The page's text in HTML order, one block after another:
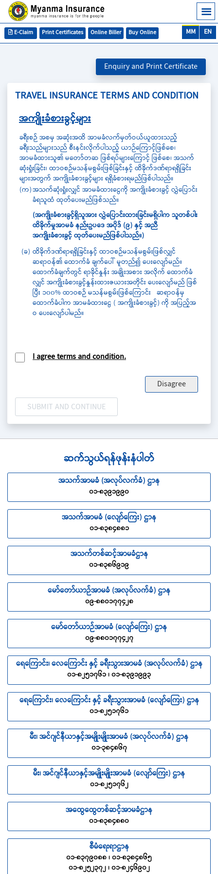
EN
MM
Buy Online
Online Biller
Print Certificates
E-Claim
Enquiry and Print Certificate
TRAVEL INSURANCE TERMS AND CONDITION
အကျိုးခံစားခွင့်များ
ခရီးစဉ် အစမှ အဆုံးအထိ အာမခံလက်မှတ်ဝယ်ယူထားသည့်
ခရီးသည်များသည် စီးနင်းလိုက်ပါသည့် ယာဉ်ကြောင့်ဖြစ်စေ၊
အာမခံထားသူ၏ မတော်တဆ ဖြစ်ရပ်များကြောင့် ဖြစ်စေ၊ အသက်
ဆုံးရှုံးခြင်း၊ ထာဝစဉ်မသန်မစွမ်းဖြစ်ခြင်းနှင့် ထိခိုက်ဒဏ်ရာရရှိခြင်း
များအတွက် အကျိုးခံစားခွင့်များ ရရှိခံစားရမည်ဖြစ်ပါသည်။
(က)အသက်ဆုံးရှုံးလျှင် အာမခံထားငွေကို အကျိုးခံစားခွင့် လွှဲပြောင်း
ခံရသူထံ ထုတ်ပေးမည်ဖြစ်သည်။
(အကျိုးခံစားခွင့်ရှိသူအား လွှဲပြောင်းထားခြင်းမရှိပါက သူတစ်ပါး
ထိခိုက်မှုအာမခံ နည်းဥပဒေ အပိုဒ် (၉) နှင့် အညီ
အကျိုးခံစားခွင့် ထုတ်ပေးမည်ဖြစ်ပါသည်။)
(ခ) ထိခိုက်ဒဏ်ရာရရှိခြင်းနှင့် ထာဝစဉ်မသန်မစွမ်းဖြစ်လျှင်
ဆရာဝန်၏ ထောက်ခံ ချက်ပေါ် မူတည်၍ ပေးလျော်မည်။
ထောက်ခံချက်တွင် ရာခိုင်နှုန်း အချိုးအစား အလိုက် ထောက်ခံ
လျှင် အကျိုးခံစားခွင့်နှုန်းထားဇယားအတိုင်း ပေးလျော်မည် ဖြစ်
ပြီး ၁၀၀% ထာဝစဉ် မသန်မစွမ်းဖြစ်ကြောင်း ဆရာဝန်မှ
ထောက်ခံပါက အာမခံထားငွေ ( အကျိုးခံစားခွင့်) ကို အပြည့်အ
ဝ ပေးလျော်ပါမည်။
များ
(ဂ) မိမိကိုယ်မိမိ သေကြောင်းကြံစည်ခြင်း
(ဃ)တမင်ရည်ရွယ်ချက်ဖြင့် မိမိကိုယ်ကို ထိခိုက်ဒဏ်ရာရရှိစေခြင်း
(င) မီးဖွားခြင်း၊ ကိုယ်ဝန်ပျက်ကျခြင်း
(စ) အန္တရာယ်ဖြစ်စေနိုင်သည့် ဆောင်ရွက်မှုများတွင် ပါဝင်ပက်သက်
ရာဇဝတ်မှုကျုးလွန်ရန် ရည်ရွယ်ချက်ဖြင့် ဥပဒေ ချိုးဖောက်ခြင်း
(ဇ) မူးယစ်ဆေးဝါးသုံးစွဲခြင်း
စစ်၊ သပိတ်မှောက်ခြင်း၊ အဓိကရုဏ်းဖြစ်ခြင်း၊ အကြမ်းဖက်
ဖျက်ဆီးခြင်းနှင့် ပြည်တွင်း မငြိမ်မသက်ဖြစ်ခြင်း နှင့်
(ည)ခရီးစဉ်အလိုက် ပျံသန်းနေသည့် အသိအမှတ်ပြု လေကြောင်း
လိုင်း၏ လိုင်စင်ရှိ လေယာဉ်တွင် ခရီးသည်အဖြစ် စီးနင်းခြင်း
မဟုတ်ဘဲ အခြား မည်သည့် လေယာဉ်ဖြင့်မဆို ခရီးသွားခြင်း
(အမှတ်စဉ် (ည) သည် လေယာဉ်စီးခရီးသည်များအတွက်
ခရီးသွားအာမခံ လုပ်ငန်းနှင့်သာ သက်ဆိုင်ပါသည်။)
I agree terms and condition.
Disagree
ဆက်သွယ်ရန်ဖုန်းနံပါတ်
အသက်အာမခံ (အလုပ်လက်ခံ) ဌာန
၀၁-၈၃၉၁၉၉၀
အသက်အာမခံ (လျော်ကြေး) ဌာန
၀၁-၈၃၈၄၈၈၁
အသက်တစ်ဆင့်အာမခံဌာန
၀၁-၈၃၈၆၉၁၉
မော်တော်ယာဉ်အာမခံ (အလုပ်လက်ခံ) ဌာန
၀၉-၈၈၀၁၇၇၄၂၈
မော်တော်ယာဉ်အာမခံ (လျော်ကြေး) ဌာန
၀၉-၈၈၀၁၇၇၄၂၇
ရေကြောင်း၊ လေကြောင်း နှင့် ခရီးသွားအာမခံ (အလုပ်လက်ခံ) ဌာန
၀၁-၈၂၅၁၇၆၁ ၊ ၀၁-၈၃၉၁၉၉၃
ရေကြောင်း၊ လေကြောင်း နှင့် ခရီးသွားအာမခံ (လျော်ကြေး) ဌာန
၀၁-၈၂၅၁၇၆၁
မီး၊ အင်ဂျင်နီယာနှင့်အမျိုးမျိုးအာမခံ (အလုပ်လက်ခံ) ဌာန
၀၁-၃၈၄၈၆၇
မီး၊ အင်ဂျင်နီယာနှင့်အမျိုးမျိုးအာမခံ (လျော်ကြေး) ဌာန
၀၁-၈၂၅၁၇၆၂
အထွေထွေတစ်ဆင့်အာမခံဌာန
၀၁-၈၃၈၄၈၈၀
စီမံရေးရာဌာန
၀၁-၈၃၇၉၀၈၈ ၊ ၀၁-၈၃၈၄၈၆၅
၀၁-၈၂၅၂၃၇၂ ၊ ၀၁-၈၂၄၆၉၀၂